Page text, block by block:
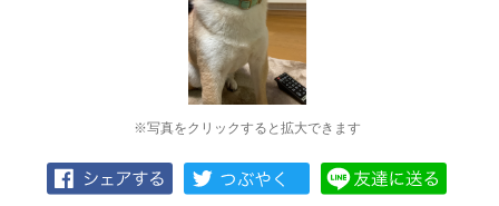
※写真をクリックすると拡大できます